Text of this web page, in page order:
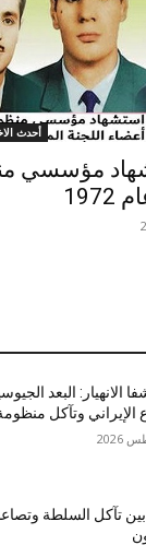
أحدث
مؤسسي
الانهيار: البعد
الإيراني وتآكل
بين تآكل السلطة